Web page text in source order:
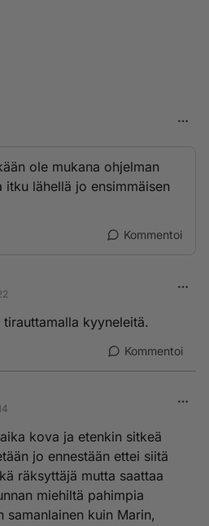
ole mukana ohjelman
lähellä jo ensimmäisen
Kommentoi
tirauttamalla kyyneleitä.
Kommentoi
kova ja etenkin sitkeä
jo ennestään ettei siitä
räksyttäjä mutta saattaa
miehiltä pahimpia
samanlainen kuin Marin,